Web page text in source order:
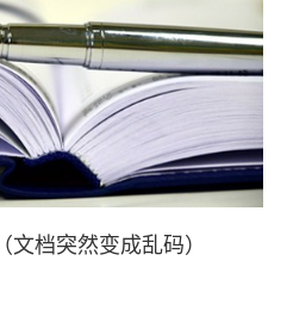
档突然变成乱码）